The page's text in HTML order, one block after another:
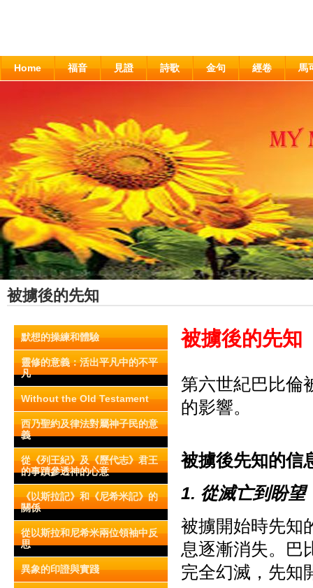
Home 福音 見證 詩歌 金句 經卷 馬
被擄後的先知
默想的操練和體驗
靈修的意義：活出平凡中的不平
凡
Without the Old Testament
西乃聖約及律法對屬神子民的意
義
從《列王紀》及《歷代志》君王
的事蹟參透神的心意
《以斯拉記》和《尼希米記》的
關係
從以斯拉和尼希米兩位領袖中反
思
異象的印證與實踐
被擄後的先知
第六世紀巴比倫
的影響。
被擄後先知的信
1. 從滅亡到盼望
被擄開始時先知
息逐漸消失。巴
完全幻滅，先知